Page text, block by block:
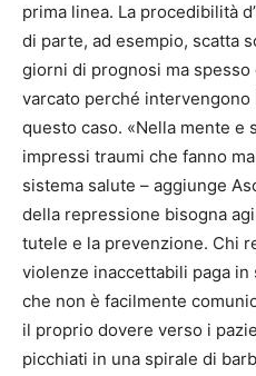
prima linea. La procedibilità
di parte, ad esempio, scatta
giorni di prognosi ma
varcato perché intervengono
questo caso. «Nella mente e
impressi traumi che fanno
sistema salute – aggiunge
della repressione bisogna
tutele e la prevenzione. Chi
violenze inaccettabili paga
che non è facilmente
il proprio dovere verso i
picchiati in una spirale di